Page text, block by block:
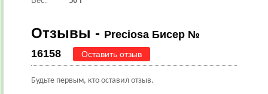
Отзывы - Preciosa Бисер №
16158
Оставить отзыв
Будьте первым, кто оставил отзыв.